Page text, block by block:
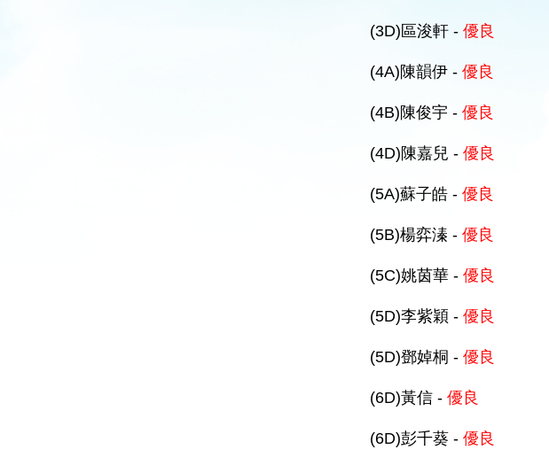
(3D)區浚軒 - 優良
(4A)陳韻伊 - 優良
(4B)陳俊宇 - 優良
(4D)陳嘉兒 - 優良
(5A)蘇子皓 - 優良
(5B)楊弈溱 - 優良
(5C)姚茵華 - 優良
(5D)李紫穎 - 優良
(5D)鄧婥桐 - 優良
(6D)黃信 - 優良
(6D)彭千葵 - 優良